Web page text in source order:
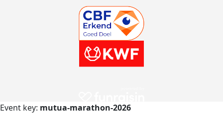
Event key: mutua-marathon-2026